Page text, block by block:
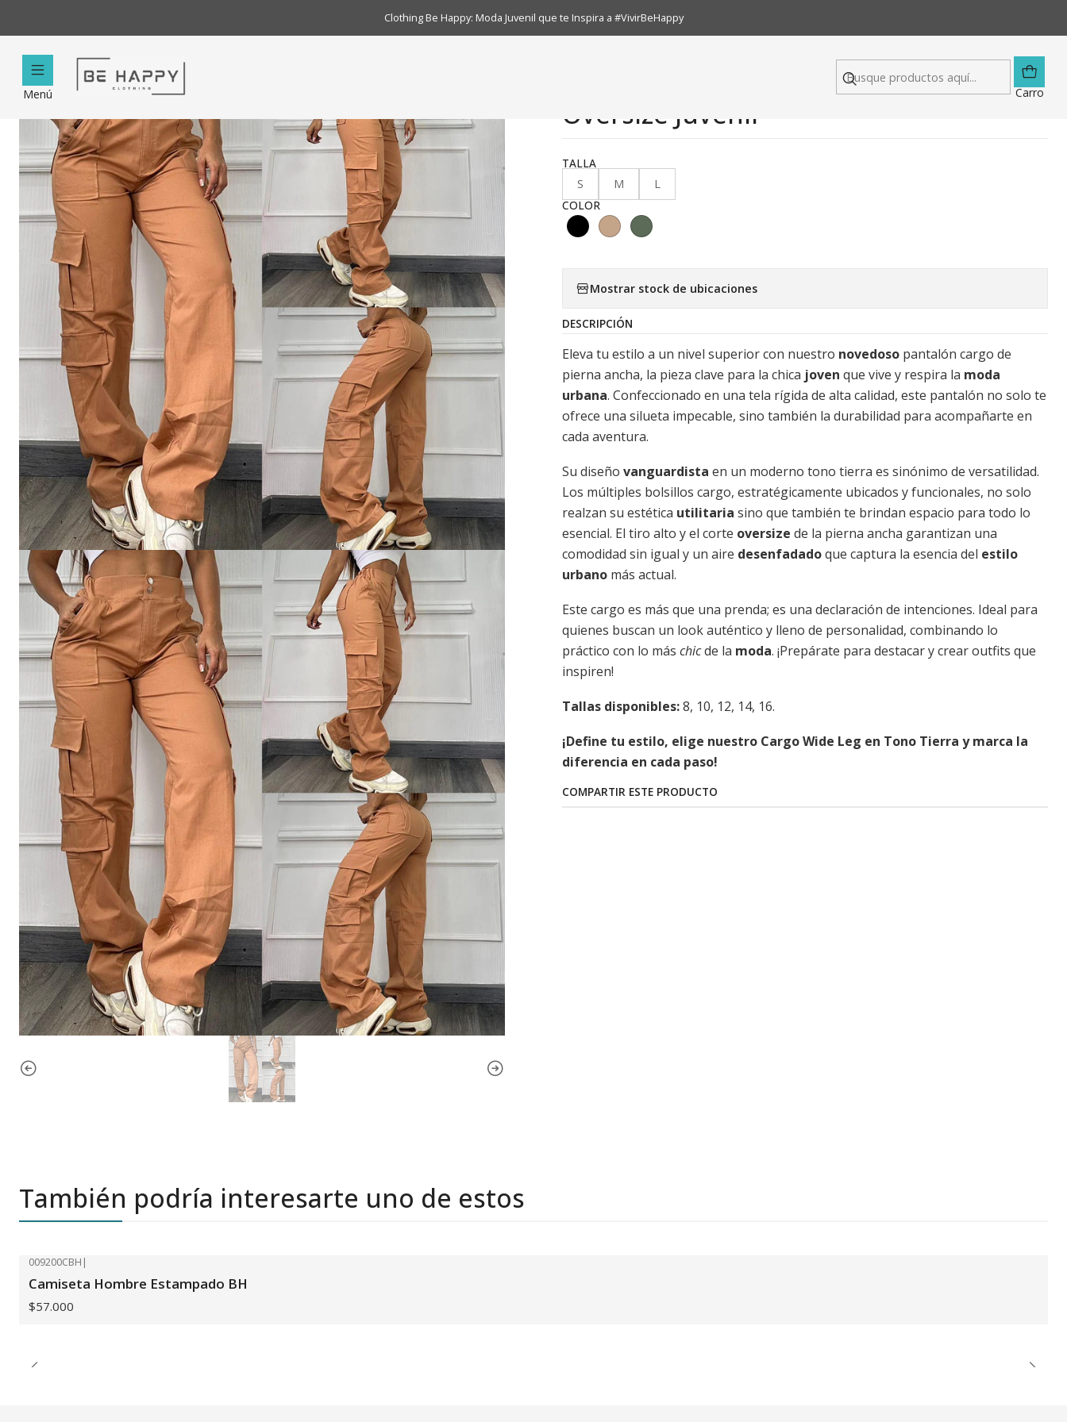
Menú Carro
Clothing Be Happy: Moda Juvenil que te Inspira a #VivirBeHappy
Colección para Dama Pantalón Cargo Beige Dama | Moda Oversize Juvenil
Pantalón Cargo Beige Dama | Moda
Oversize Juvenil
TALLA
S
M
L
COLOR
Mostrar stock de ubicaciones
DESCRIPCIÓN
Eleva tu estilo a un nivel superior con nuestro novedoso pantalón cargo de
pierna ancha, la pieza clave para la chica joven que vive y respira la moda
urbana. Confeccionado en una tela rígida de alta calidad, este pantalón no solo te
ofrece una silueta impecable, sino también la durabilidad para acompañarte en
cada aventura.
Su diseño vanguardista en un moderno tono tierra es sinónimo de versatilidad.
Los múltiples bolsillos cargo, estratégicamente ubicados y funcionales, no solo
realzan su estética utilitaria sino que también te brindan espacio para todo lo
esencial. El tiro alto y el corte oversize de la pierna ancha garantizan una
comodidad sin igual y un aire desenfadadoque captura la esencia del estilo
urbano más actual.
Este cargo es más que una prenda; es una declaración de intenciones. Ideal para
quienes buscan un look auténtico y lleno de personalidad, combinando lo
práctico con lo más chicde la moda. ¡Prepárate para destacar y crear outfits que
inspiren!
Tallas disponibles:8, 10, 12, 14, 16.
¡Define tu estilo, elige nuestro Cargo Wide Leg en Tono Tierra y marca la
diferencia en cada paso!
COMPARTIR ESTE PRODUCTO
También podría interesarte uno de estos
009200CBH |
Camiseta Hombre Estampado BH
$57.000